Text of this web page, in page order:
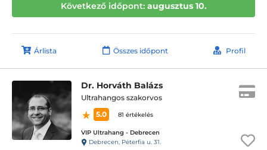
Következő időpont: augusztus 10.
Árlista Összes időpont Profil
Dr. Horváth Balázs
Ultrahangos szakorvos
5.0
81 értékelés
VIP Ultrahang - Debrecen
Debrecen, Péterfia u. 31.